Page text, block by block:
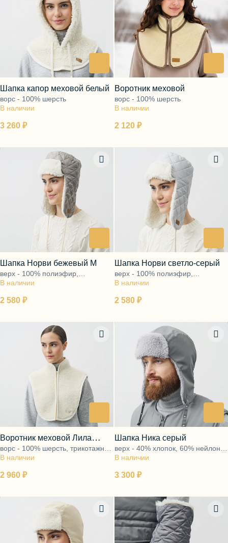
3 260 ₽
В наличии
Шапка капор меховой белый
ворс - 100% шерсть
2 120 ₽
В наличии
Воротник меховой
ворс - 100% шерсть
2 580 ₽
В наличии
Шапка Норви бежевый М
верх - 100% полиэфир,
подкладка - ворс 100% шерсть,
волокно
2 580 ₽
В наличии
Шапка Норви светло-серый
верх - 100% полиэфир,
подкладка - ворс 100% шерсть,
волокно
2 960 ₽
В наличии
Воротник меховой Лила
белый
ворс - 100% шерсть, трикотажная
основа - 100% полиэфир
3 300 ₽
В наличии
Шапка Ника серый
верх - 40% хлопок, 60% нейлон,
подкладка - ворс 100% шерсть